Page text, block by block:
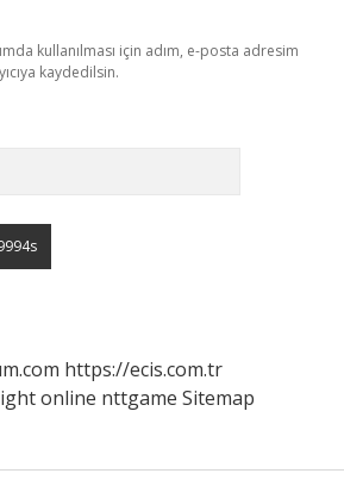
kullanılması için adım, e-posta adresim
kaydedilsin.
https://ecis.com.tr
online nttgame Sitemap